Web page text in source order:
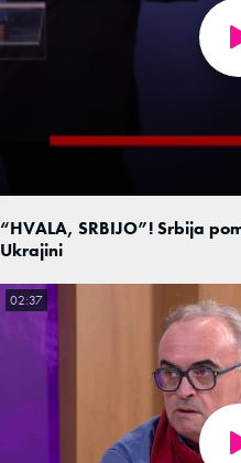
“HVALA, SRBIJO”! Srbija
Ukrajini
02:37